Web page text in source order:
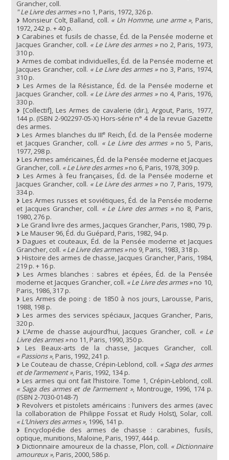
Grancher, coll.
" Le Livre des armes »no 1, Paris, 1972, 326 p.
Monsieur Colt, Balland, coll. « Un Homme, une arme », Paris,
1972, 242 p. + 40 p.
Carabines et fusils de chasse, Éd. de la Pensée moderne et
Jacques Grancher, coll. « Le Livre des armes »no 2, Paris, 1973,
310 p.
Armes de combat individuelles, Éd. de la Pensée moderne et
Jacques Grancher, coll. « Le Livre des armes »no 3, Paris, 1974,
310 p.
Les Armes de la Résistance, Éd. de la Pensée moderne et
Jacques Grancher, coll. « Le Livre des armes »no 4, Paris, 1976,
330 p.
[Collectif], Les Armes de cavalerie (dir.), Argout, Paris, 1977,
144 p. (ISBN 2-902297-05-X) Hors-série n° 4 de la revue Gazette
des armes.
Les Armes blanches du IIIe Reich, Éd. de la Pensée moderne
et Jacques Grancher, coll. « Le Livre des armes »no 5, Paris,
1977, 298 p.
Les Armes américaines, Éd. de la Pensée moderne et Jacques
Grancher, coll. « Le Livre des armes »no 6, Paris, 1978, 309 p.
Les Armes à feu françaises, Éd. de la Pensée moderne et
Jacques Grancher, coll. « Le Livre des armes »no 7, Paris, 1979,
334 p.
Les Armes russes et soviétiques, Éd. de la Pensée moderne
et Jacques Grancher, coll. « Le Livre des armes »no 8, Paris,
1980, 276 p.
Le Grand livre des armes, Jacques Grancher, Paris, 1980, 79 p.
Le Mauser 96, Éd. du Guépard, Paris, 1982, 94 p.
Dagues et couteaux, Éd. de la Pensée moderne et Jacques
Grancher, coll. « Le Livre des armes »no 9, Paris, 1983, 318 p.
Histoire des armes de chasse, Jacques Grancher, Paris, 1984,
219 p. + 16 p.
Les Armes blanches : sabres et épées, Éd. de la Pensée
moderne et Jacques Grancher, coll. « Le Livre des armes »no 10,
Paris, 1986, 317 p.
Les Armes de poing : de 1850 à nos jours, Larousse, Paris,
1988, 198 p.
Les armes des services spéciaux, Jacques Grancher, Paris,
320 p.
L’Arme de chasse aujourd’hui, Jacques Grancher, coll. « Le
Livre des armes »no 11, Paris, 1990, 350 p.
Les Beaux-arts de la chasse, Jacques Grancher, coll.
« Passions », Paris, 1992, 241 p.
Le Couteau de chasse, Crépin-Leblond, coll. « Saga des armes
et de l’armement », Paris, 1992, 134 p.
Les armes qui ont fait l’histoire. Tome 1, Crépin-Leblond, coll.
« Saga des armes et de l’armement », Montrouge, 1996, 174 p.
(ISBN 2-7030-0148-7)
Revolvers et pistolets américains : l’univers des armes (avec
la collaboration de Philippe Fossat et Rudy Holst), Solar, coll.
« L’Univers des armes », 1996, 141 p.
Encyclopédie des armes de chasse : carabines, fusils,
optique, munitions, Maloine, Paris, 1997, 444 p.
Dictionnaire amoureux de la chasse, Plon, coll. « Dictionnaire
amoureux »,Paris, 2000, 586 p.